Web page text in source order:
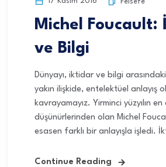
Michel Foucault:
ve Bilgi
Dünyayı, iktidar ve bilgi arasındaki
yakın ilişkide, entelektüel anlayış
kavrayamayız. Yirminci yüzyılın en
düşünürlerinden olan Michel
esasen farklı bir anlayışla işledi.
Continue Reading